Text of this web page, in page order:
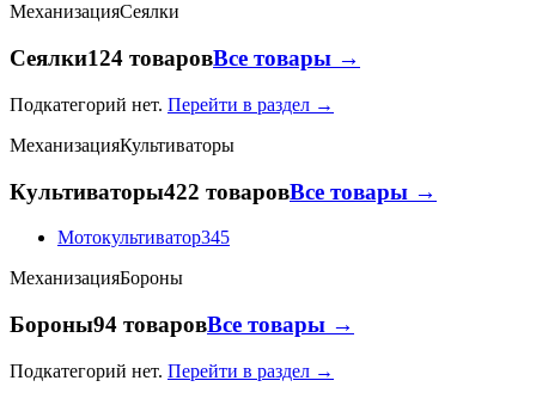
МеханизацияСеялки
Сеялки124 товаровВсе товары →
Подкатегорий нет. Перейти в раздел →
МеханизацияКультиваторы
Культиваторы422 товаровВсе товары →
Мотокультиватор345
МеханизацияБороны
Бороны94 товаровВсе товары →
Подкатегорий нет. Перейти в раздел →